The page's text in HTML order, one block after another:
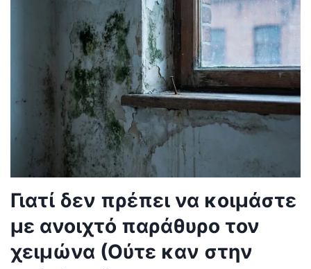
Γιατί δεν πρέπει να κοιμάστε
με ανοιχτό παράθυρο τον
χειμώνα (Ούτε καν στην